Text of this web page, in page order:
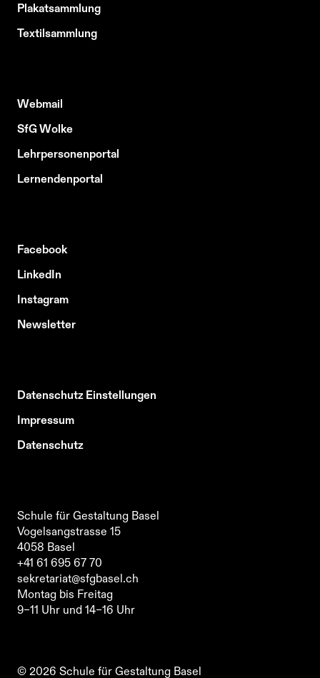
sekretariat@sfgbasel.ch
Schule für Gestaltung Basel
Vogelsangstrasse 15
+41 61 695 67 70
sekretariat@sfgbasel.ch
Plakatsammlung
Textilsammlung
Webmail
SfG Wolke
Lehrpersonenportal
Lernendenportal
Facebook
LinkedIn
Instagram
Newsletter
Datenschutz Einstellungen
Impressum
Datenschutz
Schule für Gestaltung Basel
Vogelsangstrasse 15
4058 Basel
+41 61 695 67 70
sekretariat@sfgbasel.ch
Montag bis Freitag
9–11 Uhr und 14–16 Uhr
© 2026 Schule für Gestaltung Basel